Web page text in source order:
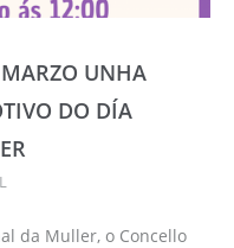
UNHA
DO DÍA
da Muller, o Concello